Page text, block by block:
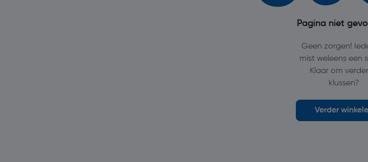
Pagina niet
Geen zorgen!
mist weleens een
Klaar om
klussen?
Verder